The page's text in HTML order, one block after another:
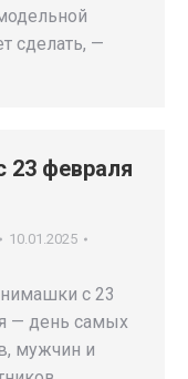
сделать, —
23 февраля
10.01.2025
с 23
— день самых
мужчин и